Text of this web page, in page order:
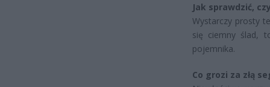
Jak sprawdzić,
Wystarczy prosty
się ciemny ślad,
pojemnika.
Co grozi za złą